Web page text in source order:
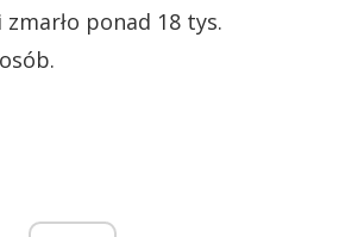
ponad 18 tys.